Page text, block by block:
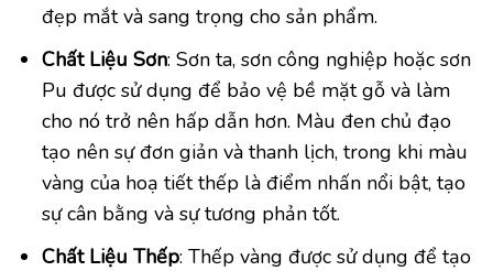
đẹp mắt và sang trọng cho sản phẩm.
Chất Liệu Sơn: Sơn ta, sơn công nghiệp hoặc sơn
Pu được sử dụng để bảo vệ bề mặt gỗ và làm
cho nó trở nên hấp dẫn hơn. Màu đen chủ đạo
tạo nên sự đơn giản và thanh lịch, trong khi màu
vàng của hoạ tiết thếp là điểm nhấn nổi bật, tạo
sự cân bằng và sự tương phản tốt.
Chất Liệu Thếp: Thếp vàng được sử dụng để tạo